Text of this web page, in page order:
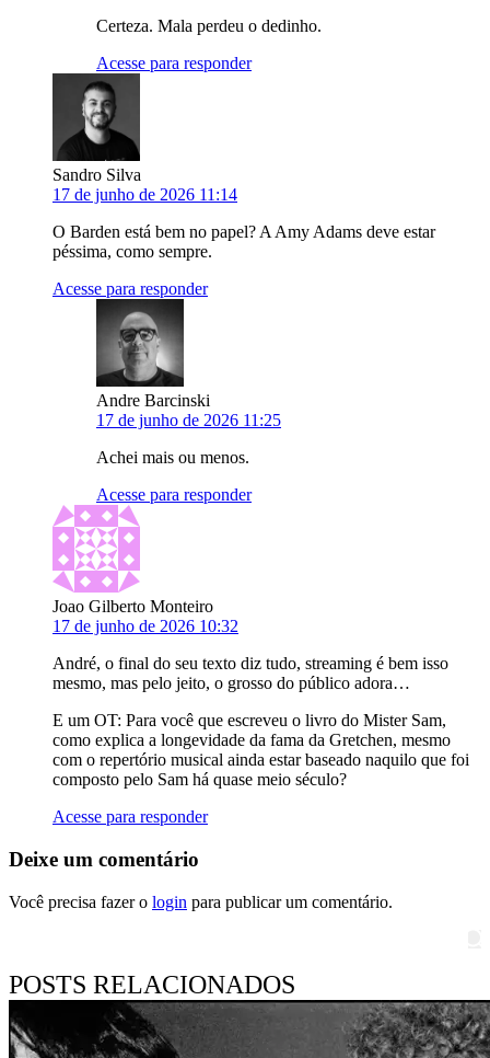
Certeza. Mala perdeu o dedinho.
Acesse para responder
Sandro Silva
17 de junho de 2026 11:14
O Barden está bem no papel? A Amy Adams deve estar
péssima, como sempre.
Acesse para responder
Andre Barcinski
17 de junho de 2026 11:25
Achei mais ou menos.
Acesse para responder
Joao Gilberto Monteiro
17 de junho de 2026 10:32
André, o final do seu texto diz tudo, streaming é bem isso
mesmo, mas pelo jeito, o grosso do público adora…
E um OT: Para você que escreveu o livro do Mister Sam,
como explica a longevidade da fama da Gretchen, mesmo
com o repertório musical ainda estar baseado naquilo que foi
composto pelo Sam há quase meio século?
Acesse para responder
Deixe um comentário
Você precisa fazer o login para publicar um comentário.
POSTS RELACIONADOS